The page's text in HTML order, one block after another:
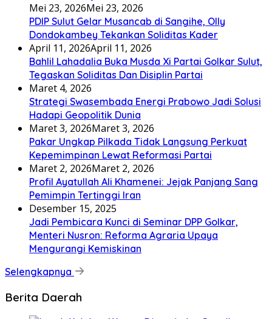
Mei 23, 2026Mei 23, 2026
PDIP Sulut Gelar Musancab di Sangihe, Olly
Dondokambey Tekankan Soliditas Kader
April 11, 2026April 11, 2026
Bahlil Lahadalia Buka Musda Xi Partai Golkar Sulut,
Tegaskan Soliditas Dan Disiplin Partai
Maret 4, 2026
Strategi Swasembada Energi Prabowo Jadi Solusi
Hadapi Geopolitik Dunia
Maret 3, 2026Maret 3, 2026
Pakar Ungkap Pilkada Tidak Langsung Perkuat
Kepemimpinan Lewat Reformasi Partai
Maret 2, 2026Maret 2, 2026
Profil Ayatullah Ali Khamenei: Jejak Panjang Sang
Pemimpin Tertinggi Iran
Desember 15, 2025
Jadi Pembicara Kunci di Seminar DPP Golkar,
Menteri Nusron: Reforma Agraria Upaya
Mengurangi Kemiskinan
Selengkapnya
Berita Daerah